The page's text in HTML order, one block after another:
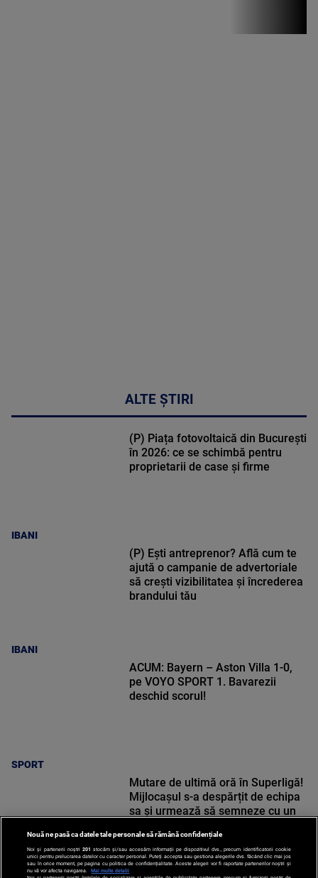
Stirile PRO TV
ALTE ȘTIRI
IBANI
(P) Piața fotovoltaică din București
în 2026: ce se schimbă pentru
proprietarii de case și firme
IBANI
(P) Ești antreprenor? Află cum te
ajută o campanie de advertoriale
să crești vizibilitatea și încrederea
brandului tău
SPORT
ACUM: Bayern – Aston Villa 1-0,
pe VOYO SPORT 1. Bavarezii
deschid scorul!
Mutare de ultimă oră în Superligă!
Mijlocașul s-a despărțit de echipa
sa și urmează să semneze cu un
Nouă ne pasă ca datele tale personale să rămână confidențiale
Noi și partenerii noștri 201 stocăm și/sau accesăm informații pe dispozitivul dvs., precum identificatorii cookie
unici pentru prelucrarea datelor cu caracter personal. Puteți accepta sau gestiona alegerile dvs. făcând clic mai jos
sau în orice moment, pe pagina cu politica de confidențialitate. Aceste alegeri vor fi raportate partenerilor noștri și
nu vă vor afecta navigarea.
Mai multe detalii